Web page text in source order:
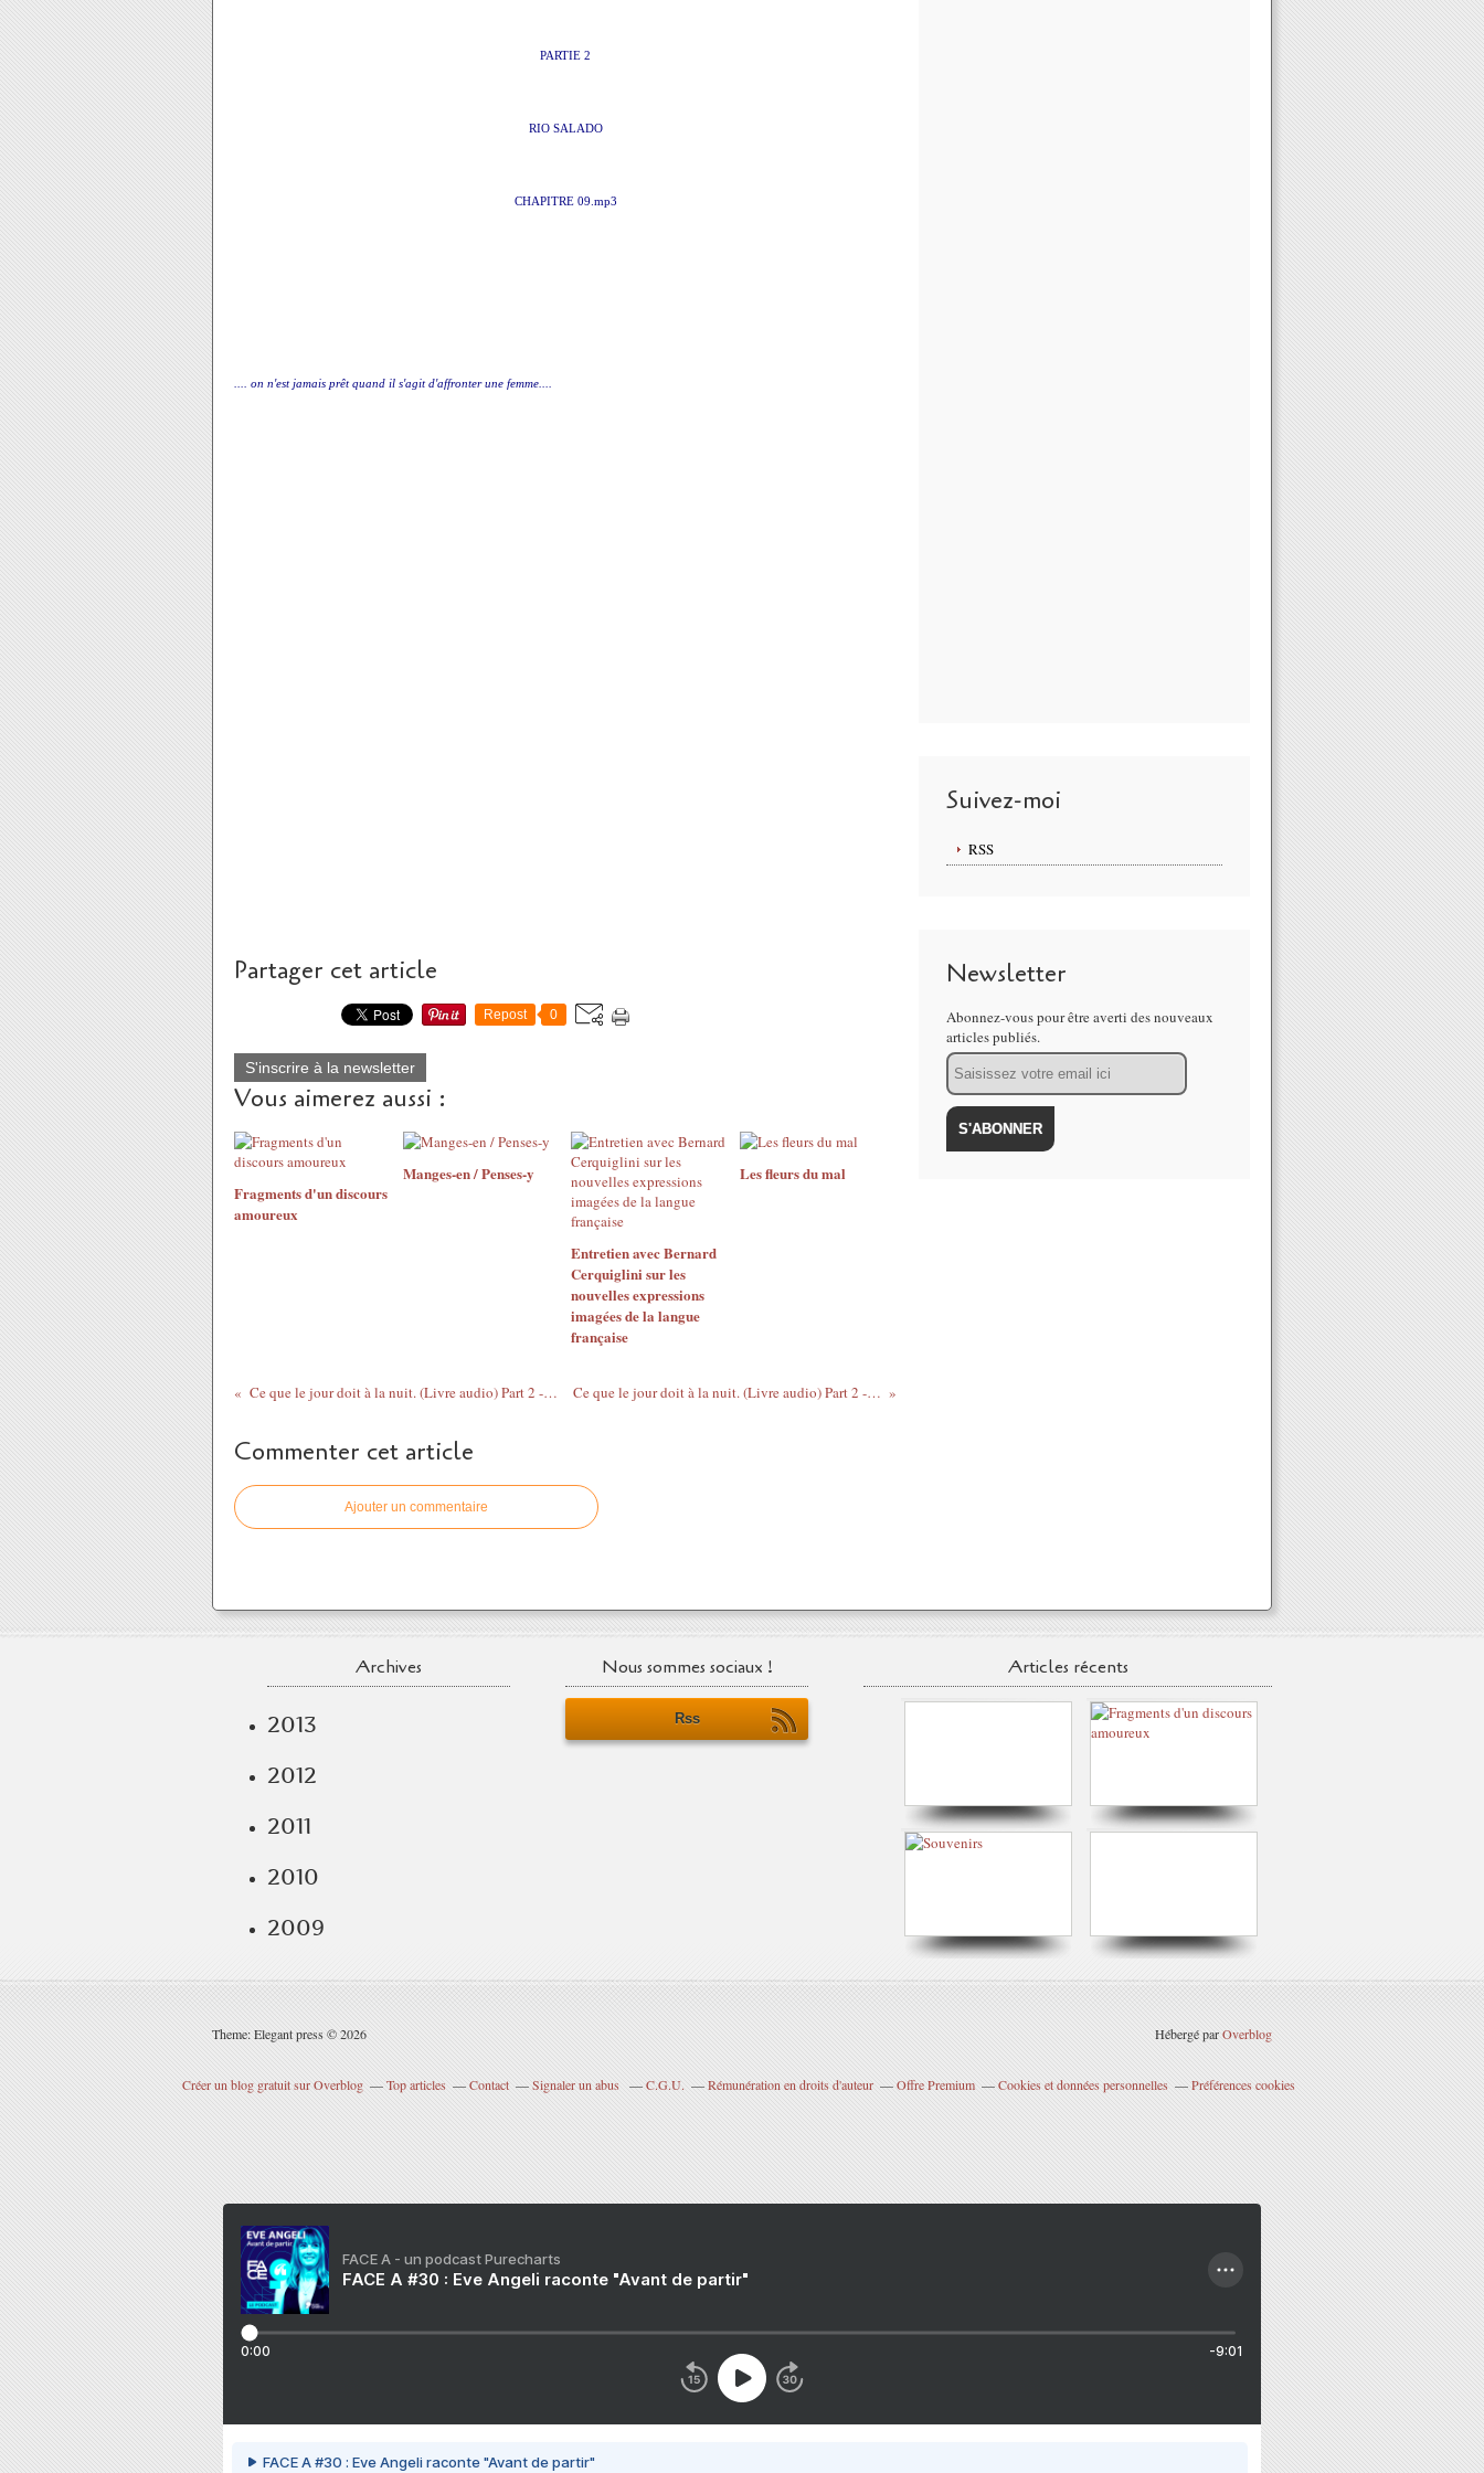
PARTIE 2
RIO SALADO
CHAPITRE 09.mp3
.... on n'est jamais prêt quand il s'agit d'affronter une femme....
Partager cet article
Repost 0
S'inscrire à la newsletter
Vous aimerez aussi :
Fragments d'un discours
amoureux
Manges-en / Penses-y
Entretien avec Bernard
Cerquiglini sur les
nouvelles expressions
imagées de la langue
française
Les fleurs du mal
Ce que le jour doit à la nuit. (Livre audio) Part 2 - Chap 8 (suite) Ce que le jour doit à la nuit. (Livre audio) Part 2 - Chap 9 (suite)
Commenter cet article
Ajouter un commentaire
Suivez-moi
RSS
Newsletter
Abonnez-vous pour être averti des nouveaux
articles publiés.
Email
Archives
2013
2012
2011
2010
2009
Nous sommes sociaux !
Rss
Articles récents
Theme: Elegant press © 2026 Hébergé parOverblog
Créer un blog gratuit sur Overblog Top articles Contact Signaler un abus C.G.U. Rémunération en droits d'auteur Offre Premium Cookies et données personnelles Préférences cookies
FACE A - un podcast Purecharts
FACE A #30 : Eve Angeli raconte "Avant de partir"
0:00 -9:01
FACE A #30 : Eve Angeli raconte "Avant de partir"